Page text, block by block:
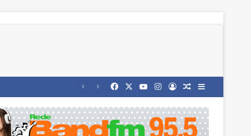
Facebook YouTubeInstagram
EntrarArtigo aleatório